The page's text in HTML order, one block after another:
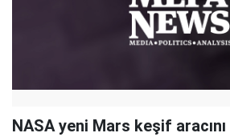
NASA yeni Mars keşif